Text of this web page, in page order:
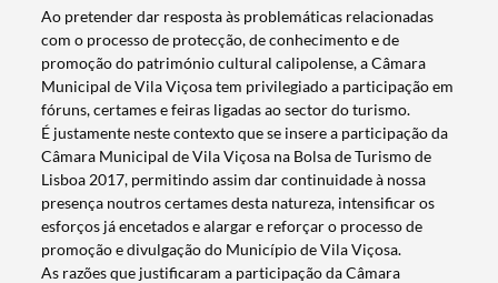
​​​​​Ao pretender dar resposta às problemáticas relacionadas
com o processo de protecção, de conhecimento e de
promoção do património cultural calipolense, a Câmara
Municipal de Vila Viçosa tem privilegiado a participação em
fóruns, certames e feiras ligadas ao sector do turismo.
É justamente neste contexto que se insere a participação da
Câmara Municipal de Vila Viçosa na Bolsa de Turismo de
Lisboa 2017, permitindo assim dar continuidade à nossa
presença noutros certames desta natureza, intensificar os
esforços já encetados e alargar e reforçar o processo de
promoção e divulgação do Município de Vila Viçosa.
As razões que justificaram a participação da Câmara